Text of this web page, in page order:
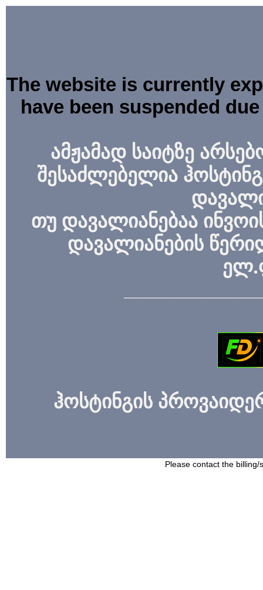
The website is currently
have been suspended
ამჟამად საიტზე
შესაძლებელია
თუ დავალიანებაა
დავალიანების
ჰოსტინგის
Please contact the